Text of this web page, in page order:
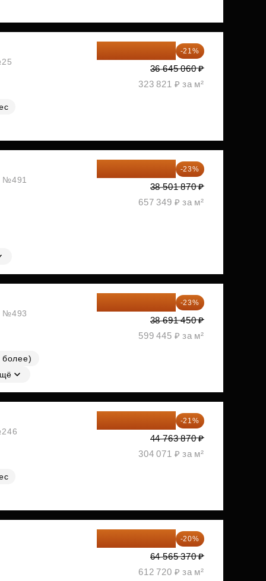
-21%
36 645 060 ₽
323 821 ₽ за м²
№491
-23%
38 501 870 ₽
657 349 ₽ за м²
№493
-23%
38 691 450 ₽
599 445 ₽ за м²
-21%
44 763 870 ₽
304 071 ₽ за м²
-20%
64 565 370 ₽
612 720 ₽ за м²